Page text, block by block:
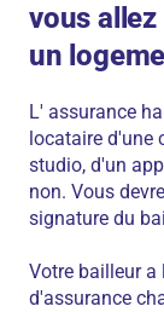
vous
un
L' assurance
locataire d'une
studio, d'un
non. Vous
signature du
Votre bailleur a
d'assurance